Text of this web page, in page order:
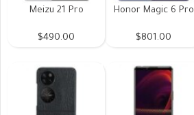
Honor Magic 6 Pro
$801.00
Meizu 21 Pro
$490.00